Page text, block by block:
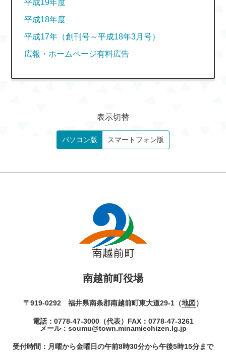
平成19年度
平成18年度
平成17年（創刊号～平成18年3月号）
広報・ホームページ有料広告
表示切替
パソコン版 スマートフォン版
南越前町役場
〒919-0292 福井県南条郡南越前町東大道29-1（地図 ）
電話： 0778-47-3000（代表） FAX：0778-47-3261
メール： soumu@town.minamiechizen.lg.jp
受付時間：月曜から金曜日の午前8時30分から午後5時15分まで